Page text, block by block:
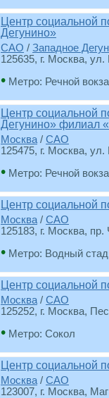
Центр социальной
Дегунино»
САО / Западное
125635, г. Москва,
• Метро: Речной
Центр социальной
Дегунино» филиал
Москва / САО
125475, г. Москва,
• Метро: Речной
Центр социальной
Москва / САО
125183, г. Москва,
• Метро: Водный
Центр социальной
Москва / САО
125252, г. Москва,
• Метро: Сокол
Центр социальной
Москва / САО
123007, г. Москва,